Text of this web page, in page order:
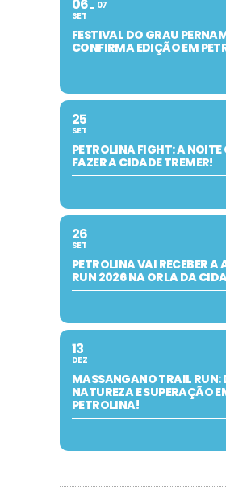
06
SET
07
FESTIVAL DO GRAU
CONFIRMA EDIÇÃO EM
25
SET
PETROLINA FIGHT: A NOITE
FAZER A CIDADE TREMER!
26
SET
PETROLINA VAI RECEBER A
RUN 2026 NA ORLA DA
13
DEZ
MASSANGANO TRAIL RUN:
NATUREZA E SUPERAÇÃO
PETROLINA!